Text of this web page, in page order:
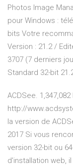
Photos Image
pour Windows :
bits Votre
Version : 21.2 /
3707 (7 derniers
Standard 32-bit
ACDSee.
http://
la version de
2017 Si vous
version 32-bit ou
d'installation web,